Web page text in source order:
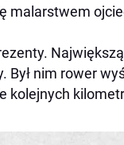
malarstwem
Był nim rower
kolejnych